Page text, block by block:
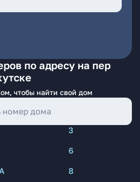
по адресу на пер
чтобы найти свой дом
3
6
8